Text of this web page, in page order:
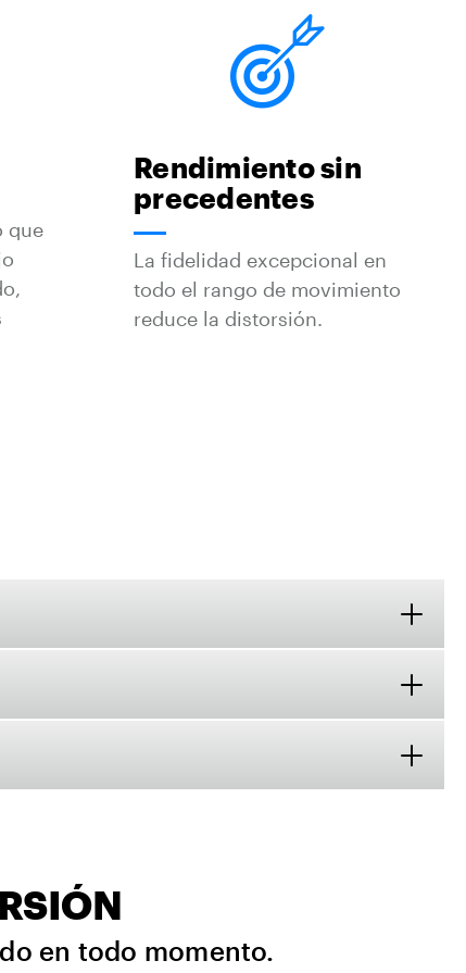
que
Rendimiento sin
precedentes
La fidelidad excepcional en
todo el rango de movimiento
reduce la distorsión.
en todo momento.